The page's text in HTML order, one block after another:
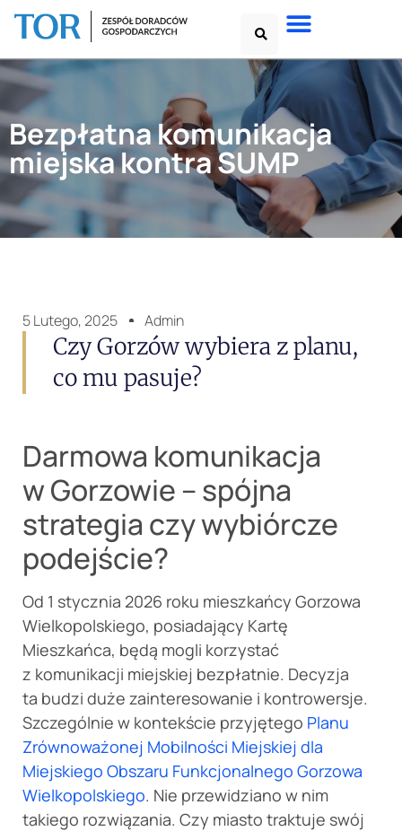
Bezpłatna komunikacja
miejska kontra SUMP
5 Lutego, 2025 Admin
Czy Gorzów wybiera z planu,
co mu pasuje?
Darmowa komunikacja
w Gorzowie – spójna
strategia czy wybiórcze
podejście?
Od 1 stycznia 2026 roku mieszkańcy Gorzowa
Wielkopolskiego, posiadający Kartę
Mieszkańca, będą mogli korzystać
z komunikacji miejskiej bezpłatnie. Decyzja
ta budzi duże zainteresowanie i kontrowersje.
Szczególnie w kontekście przyjętego Planu
Zrównoważonej Mobilności Miejskiej dla
Miejskiego Obszaru Funkcjonalnego Gorzowa
Wielkopolskiego. Nie przewidziano w nim
takiego rozwiązania. Czy miasto traktuje swój